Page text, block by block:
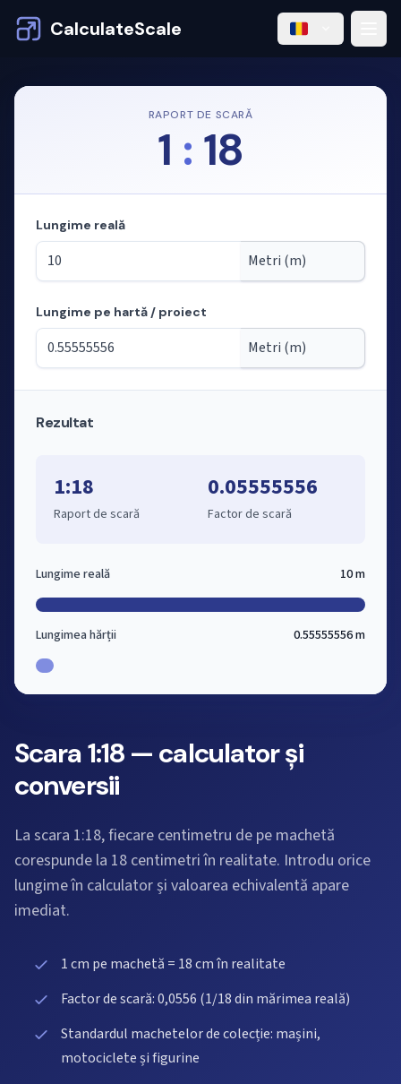
CalculateScale
Scara 1:18 — calculator și
conversii
La scara 1:18, fiecare centimetru de pe machetă
corespunde la 18 centimetri în realitate. Introdu orice
lungime în calculator și valoarea echivalentă apare
imediat.
1 cm pe machetă = 18 cm în realitate
Factor de scară: 0,0556 (1/18 din mărimea reală)
Standardul machetelor de colecție: mașini,
motociclete și figurine
RAPORT DE SCARĂ
1 : 18
Mod: calculul lungimilor din scară
Lungime reală
Lungime pe hartă / proiect
Rezultat
1:18
Raport de scară
0.05555556
Factor de scară
Lungime reală 10 m
Lungimea hărții 0.55555556 m